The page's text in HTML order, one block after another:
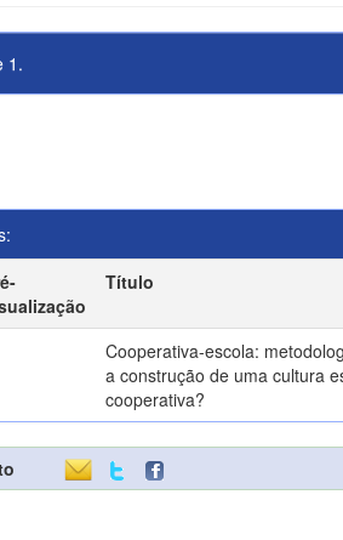
1.
Título
Cooperativa-escola:
a construção de uma cultura
cooperativa?